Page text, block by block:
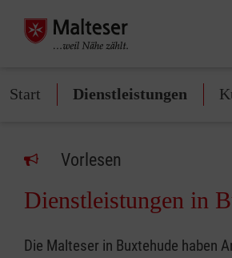
Start Dienstleistungen
Vorlesen
Dienstleistungen in
Die Malteser in Buxtehude haben